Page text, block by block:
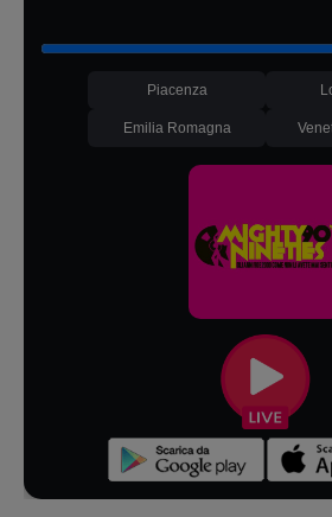
Piacenza
Emilia Romagna